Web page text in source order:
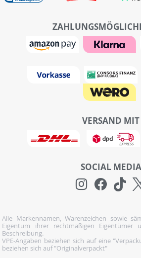
VERSAND MIT
SOCIAL MEDIA
Alle Markennamen, Warenzeichen sowie
Eigentum ihrer rechtmäßigen
Beschreibung.
VPE-Angaben beziehen sich auf eine
beziehen sich auf "Originalverpackt"